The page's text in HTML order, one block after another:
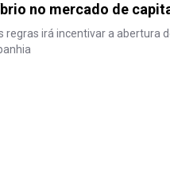
no mercado de
regras irá incentivar a abertura